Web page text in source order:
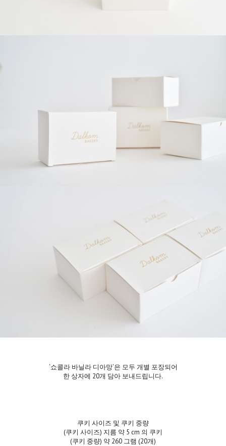
‘쇼콜라 바닐라 디아망’은 모두 개별 포장되어
한 상자에 20개 담아 보내드립니다.
쿠키 사이즈 및 쿠키 중량
(쿠키 사이즈) 지름 약 5 cm 의 쿠키
(쿠키 중량) 약 260 그램 (20개)